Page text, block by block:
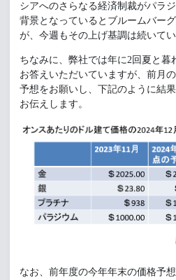
シアへのさらなる経済制裁がパラ
背景となっているとブルームバー
が、今週もその上げ基調は続いてい
ちなみに、弊社では年に2回夏と暮
お答えいただいていますが、前月
予想をお願いし、下記のように結
お伝えします。
なお、前年度の今年年末の価格予